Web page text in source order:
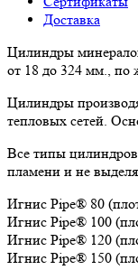
Доставка
Цилиндры
от 18 до 324 мм., по
Цилиндры
тепловых сетей.
Все типы
пламени и не
Игнис Pipe® 80
Игнис Pipe® 100
Игнис Pipe® 120
Игнис Pipe® 150